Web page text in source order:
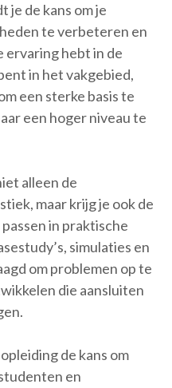
je de kans om je
te verbeteren en
ervaring hebt in de
in het vakgebied,
een sterke basis te
een hoger niveau te
alleen de
maar krijg je ook de
in praktische
simulaties en
om problemen op te
die aansluiten
de kans om
en